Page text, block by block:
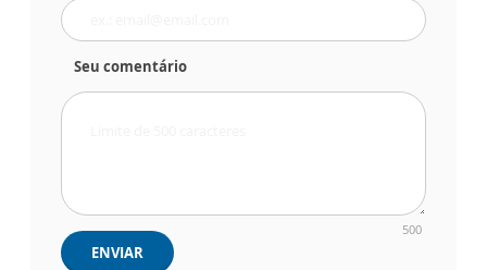
Seu comentário
500
ENVIAR